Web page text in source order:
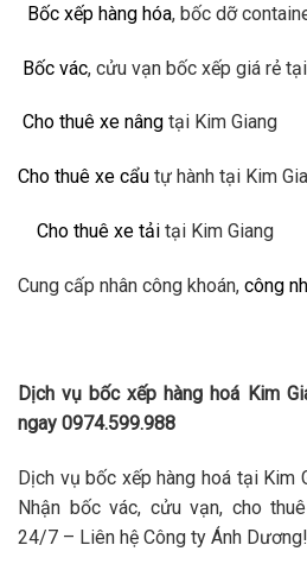
Bốc xếp hàng hóa, bốc dỡ
Bốc vác, cửu vạn bốc xếp giá rẻ
Cho thuê xe nâng tại Kim Giang
Cho thuê xe cẩu tự hành tại Kim
Cho thuê xe tải tại Kim Giang
Cung cấp nhân công khoán, công
Dịch vụ bốc xếp hàng hoá Kim
ngay 0974.599.988
Dịch vụ bốc xếp hàng hoá tại Kim
Nhận bốc vác, cửu vạn, cho
24/7 – Liên hệ Công ty Ánh Dương!